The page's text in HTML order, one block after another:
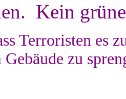
Kein
Terroristen es
zu